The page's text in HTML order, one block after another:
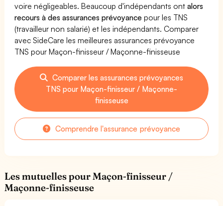
voire négligeables. Beaucoup d'indépendants ontalors
recours à des assurances prévoyance pour les TNS
(travailleur non salarié) et les indépendants. Comparer
avec SideCare les meilleures assurances prévoyance
TNS pour Maçon-finisseur / Maçonne-finisseuse
Comparer les assurances prévoyances
TNS pour Maçon-finisseur / Maçonne-
finisseuse
Comprendre l'assurance prévoyance
Les mutuelles pour Maçon-finisseur /
Maçonne-finisseuse